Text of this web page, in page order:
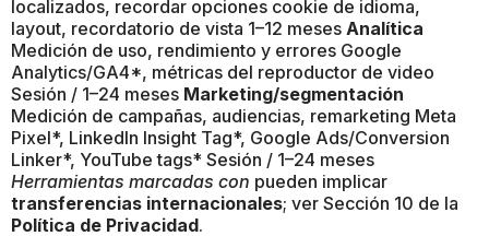
localizados, recordar opciones cookie de idioma,
layout, recordatorio de vista 1–12 meses Analítica
Medición de uso, rendimiento y errores Google
Analytics/GA4*, métricas del reproductor de video
Sesión / 1–24 meses Marketing/segmentación
Medición de campañas, audiencias, remarketing Meta
Pixel*, LinkedIn Insight Tag*, Google Ads/Conversion
Linker*, YouTube tags* Sesión / 1–24 meses
Herramientas marcadas con pueden implicar
transferencias internacionales; ver Sección 10 de la
Política de Privacidad.